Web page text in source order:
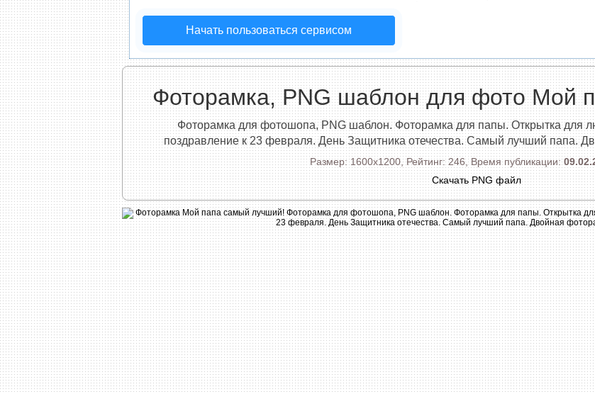
Начать пользоваться сервисом
Фоторамка, PNG шаблон для фото Мой
Фоторамка для фотошопа, PNG шаблон. Фоторамка для папы. Открытка для
поздравление к 23 февраля. День Защитника отечества. Самый лучший папа.
Размер: 1600x1200, Рейтинг: 246, Время публикации:
Скачать PNG файл